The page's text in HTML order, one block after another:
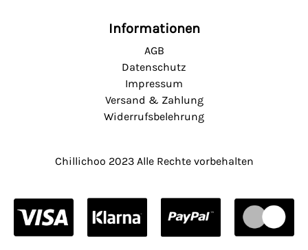
Informationen
AGB
Datenschutz
Impressum
Versand & Zahlung
Widerrufsbelehrung
Chillichoo 2023 Alle Rechte vorbehalten